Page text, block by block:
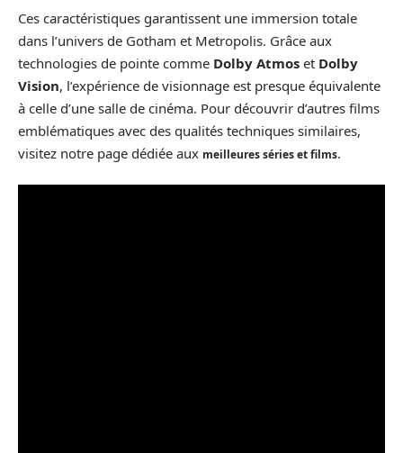
Ces caractéristiques garantissent une immersion totale
dans l’univers de Gotham et Metropolis. Grâce aux
technologies de pointe comme Dolby Atmos et Dolby
Vision, l’expérience de visionnage est presque équivalente
à celle d’une salle de cinéma. Pour découvrir d’autres films
emblématiques avec des qualités techniques similaires,
visitez notre page dédiée aux meilleures séries et films.